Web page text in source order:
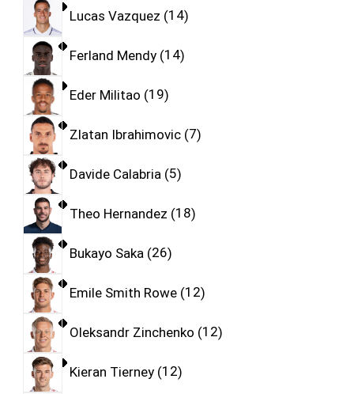
Lucas Vazquez 14
Ferland Mendy 14
Eder Militao 19
Zlatan Ibrahimovic 7
Davide Calabria 5
Theo Hernandez 18
Bukayo Saka 26
Emile Smith Rowe 12
Oleksandr Zinchenko 12
Kieran Tierney 12